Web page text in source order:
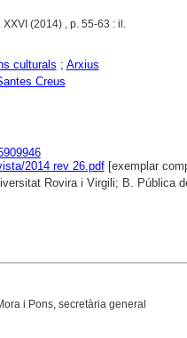
(2014) , p. 55-63 : il.
culturals ; Arxius
Creus
2014 rev 26.pdf[exemplar
Rovira i Virgili; B. Pública
i Pons, secretària general